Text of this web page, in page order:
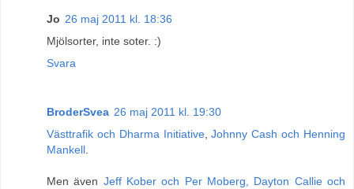
Jo 26 maj 2011 kl. 18:36
Mjölsorter, inte soter. :)
Svara
BroderSvea 26 maj 2011 kl. 19:30
Västtrafik och Dharma Initiative,Johnny Cash och Henning
Mankell
Men även Jeff Kober och Per Moberg, Dayton Callie och